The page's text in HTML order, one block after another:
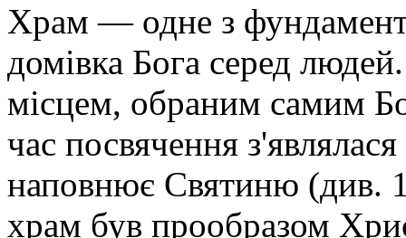
Храм — одне з
домівка Бога серед
місцем, обраним самим
час посвячення
наповнює Святиню (див.
храм був прообразом